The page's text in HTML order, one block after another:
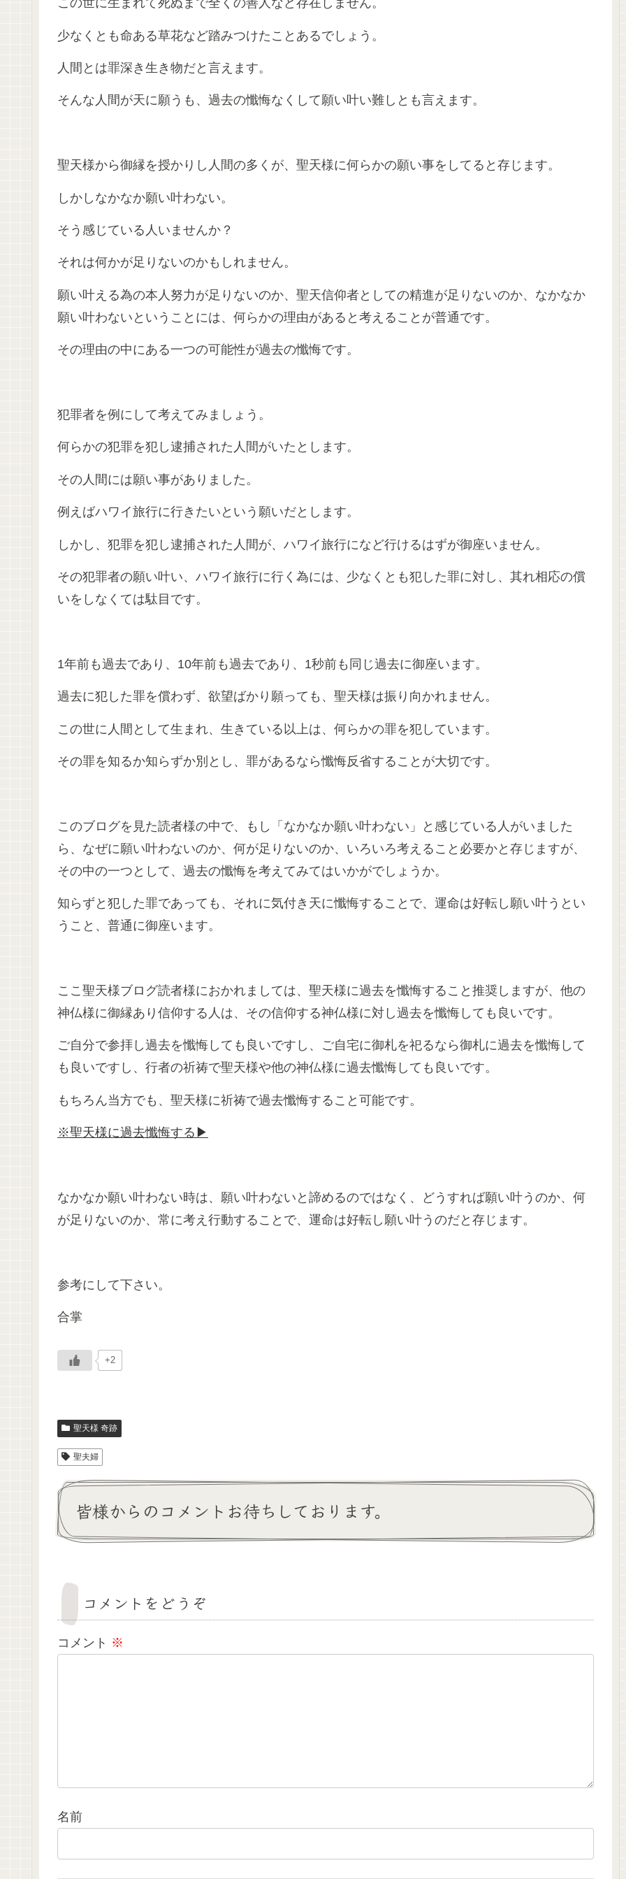
この世に生まれて死ぬまで全くの善人など存在しません。
少なくとも命ある草花など踏みつけたことあるでしょう。
人間とは罪深き生き物だと言えます。
そんな人間が天に願うも、過去の懺悔なくして願い叶い難しとも言えます。
聖天様から御縁を授かりし人間の多くが、聖天様に何らかの願い事をしてると存じます。
しかしなかなか願い叶わない。
そう感じている人いませんか？
それは何かが足りないのかもしれません。
願い叶える為の本人努力が足りないのか、聖天信仰者としての精進が足りないのか、なかなか
願い叶わないということには、何らかの理由があると考えることが普通です。
その理由の中にある一つの可能性が過去の懺悔です。
犯罪者を例にして考えてみましょう。
何らかの犯罪を犯し逮捕された人間がいたとします。
その人間には願い事がありました。
例えばハワイ旅行に行きたいという願いだとします。
しかし、犯罪を犯し逮捕された人間が、ハワイ旅行になど行けるはずが御座いません。
その犯罪者の願い叶い、ハワイ旅行に行く為には、少なくとも犯した罪に対し、其れ相応の償
いをしなくては駄目です。
1年前も過去であり、10年前も過去であり、1秒前も同じ過去に御座います。
過去に犯した罪を償わず、欲望ばかり願っても、聖天様は振り向かれません。
この世に人間として生まれ、生きている以上は、何らかの罪を犯しています。
その罪を知るか知らずか別とし、罪があるなら懺悔反省することが大切です。
このブログを見た読者様の中で、もし「なかなか願い叶わない」と感じている人がいました
ら、なぜに願い叶わないのか、何が足りないのか、いろいろ考えること必要かと存じますが、
その中の一つとして、過去の懺悔を考えてみてはいかがでしょうか。
知らずと犯した罪であっても、それに気付き天に懺悔することで、運命は好転し願い叶うとい
うこと、普通に御座います。
ここ聖天様ブログ読者様におかれましては、聖天様に過去を懺悔すること推奨しますが、他の
神仏様に御縁あり信仰する人は、その信仰する神仏様に対し過去を懺悔しても良いです。
ご自分で参拝し過去を懺悔しても良いですし、ご自宅に御札を祀るなら御札に過去を懺悔して
も良いですし、行者の祈祷で聖天様や他の神仏様に過去懺悔しても良いです。
もちろん当方でも、聖天様に祈祷で過去懺悔すること可能です。
※聖天様に過去懺悔する▶
なかなか願い叶わない時は、願い叶わないと諦めるのではなく、どうすれば願い叶うのか、何
が足りないのか、常に考え行動することで、運命は好転し願い叶うのだと存じます。
参考にして下さい。
合掌
+2
聖天様 奇跡
聖夫婦
皆様からのコメントお待ちしております。
コメントをどうぞ
コメント ※
名前